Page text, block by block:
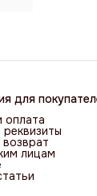
для
оплата
возврат
лицам